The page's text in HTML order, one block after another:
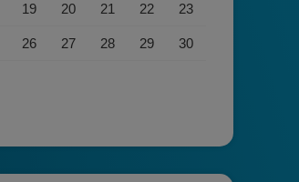
19 20 21 22 23
26 27 28 29 30